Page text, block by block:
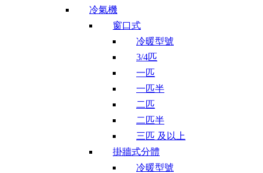
冷氣機
窗口式
冷暖型號
3/4匹
一匹
一匹半
二匹
二匹半
三匹 及以上
掛牆式分體
冷暖型號